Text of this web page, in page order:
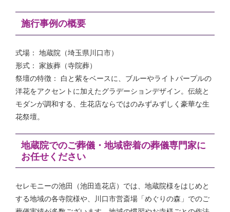
施行事例の概要
式場： 地蔵院（埼玉県川口市）
形式： 家族葬（寺院葬）
祭壇の特徴： 白と紫をベースに、ブルーやライトパープルの
洋花をアクセントに加えたグラデーションデザイン。伝統と
モダンが調和する、生花店ならではのみずみずしく豪華な生
花祭壇。
地蔵院でのご葬儀・地域密着の葬儀専門家に
お任せください
セレモニーの池田（池田造花店）では、地蔵院様をはじめと
する地域の各寺院様や、川口市営斎場「めぐりの森」でのご